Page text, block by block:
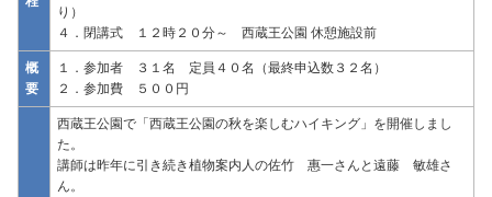
り）
４．閉講式 １２時２０分～ 西蔵王公園 休憩施設前
概
要
１．参加者 ３１名 定員４０名（最終申込数３２名）
２．参加費 ５００円
西蔵王公園で「西蔵王公園の秋を楽しむハイキング」を開催しまし
た。
講師は昨年に引き続き植物案内人の佐竹 惠一さんと遠藤 敏雄さ
ん。